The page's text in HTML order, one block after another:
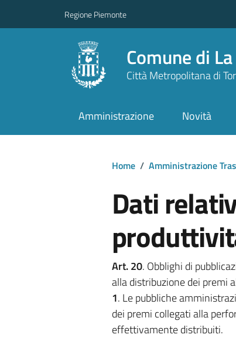
Regione Piemonte
Comune di
Città Metropolitana di
Amministrazione Novità
Home / Amministrazione
Dati
Art. 20. Obblighi di
alla distribuzione dei premi
1. Le pubbliche
dei premi collegati alla
effettivamente distribuiti.